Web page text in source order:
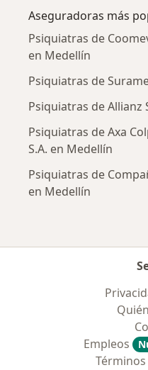
Aseguradoras más
Psiquiatras de
en Medellín
Psiquiatras de
Psiquiatras de Allianz
Psiquiatras de Axa
S.A. en Medellín
Psiquiatras de
en Medellín
Empleos